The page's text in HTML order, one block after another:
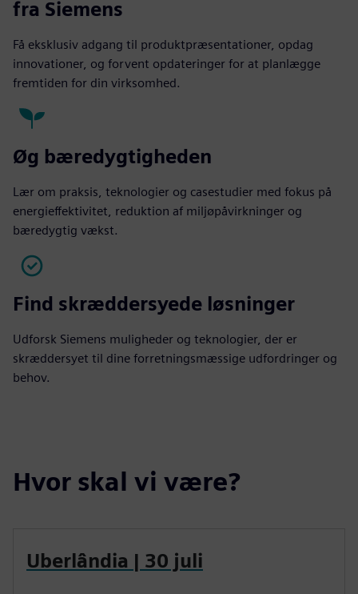
fra Siemens
Få eksklusiv adgang til produktpræsentationer, opdag
innovationer, og forvent opdateringer for at planlægge
fremtiden for din virksomhed.
Øg bæredygtigheden
Lær om praksis, teknologier og casestudier med fokus på
energieffektivitet, reduktion af miljøpåvirkninger og
bæredygtig vækst.
Find skræddersyede løsninger
Udforsk Siemens muligheder og teknologier, der er
skræddersyet til dine forretningsmæssige udfordringer og
behov.
Hvor skal vi være?
Uberlândia | 30 juli